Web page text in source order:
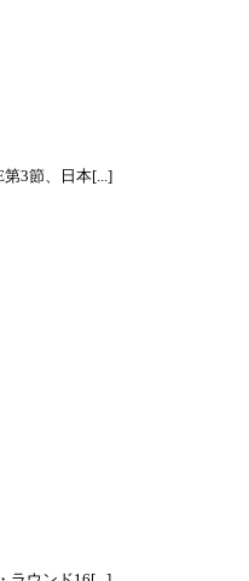
3節、日本[...]